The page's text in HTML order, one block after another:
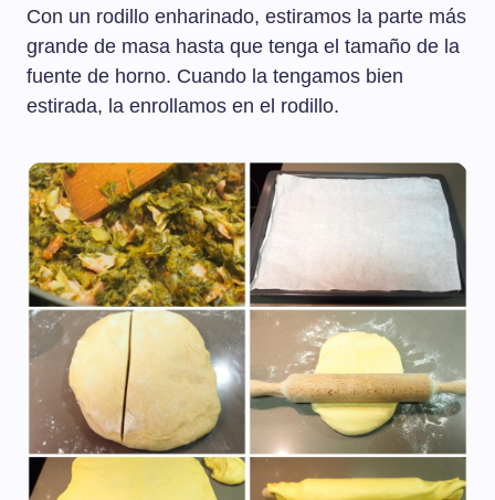
Con un rodillo enharinado, estiramos la parte más
grande de masa hasta que tenga el tamaño de la
fuente de horno. Cuando la tengamos bien
estirada, la enrollamos en el rodillo.